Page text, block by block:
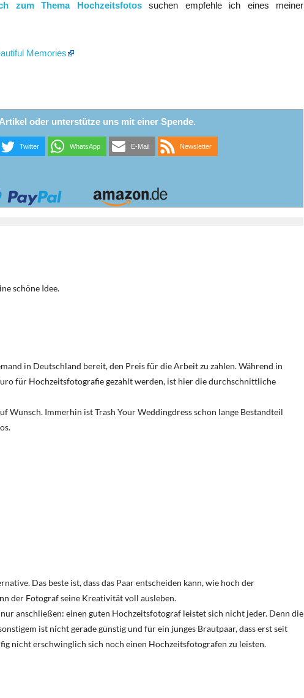
zum Thema Hochzeitsfotossuchen empfehle ich eines meiner
Memories
oder unterstütze uns mit einer Spende.
Twitter WhatsApp E-Mail Newsletter
schöne Idee.
in Deutschland bereit, den Preis für die Arbeit zu zahlen. Während in
für Hochzeitsfotografie gezahlt werden, ist hier die durchschnittliche
Wunsch. Immerhin ist Trash Your Weddingdress schon lange Bestandteil
Das beste ist, dass das Paar entscheiden kann, wie hoch der
der Fotograf seine Kreativität voll ausleben.
anschließen: einen guten Hochzeitsfotograf leistet sich nicht jeder. Denn die
ist nicht gerade günstig und für ein junges Brautpaar, dass erst seit
nicht erschwinglich sich noch einen Hochzeitsfotografen zu leisten.